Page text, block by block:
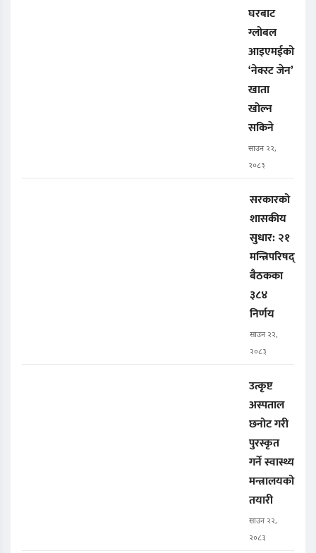
घरबाट
ग्लोबल
आइएमईको
‘नेक्स्ट जेन’
खाता
खोल्न
सकिने
साउन २२,
२०८३
सरकारको
शासकीय
सुधार: २१
मन्त्रिपरिषद्
बैठकका
३८४
निर्णय
साउन २२,
२०८३
उत्कृष्ट
अस्पताल
छनोट गरी
पुरस्कृत
गर्ने स्वास्थ्य
मन्त्रालयको
तयारी
साउन २२,
२०८३